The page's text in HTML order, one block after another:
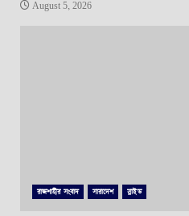
August 5, 2026
রাজশাহীর সংবাদ সারাদেশ স্লাইড